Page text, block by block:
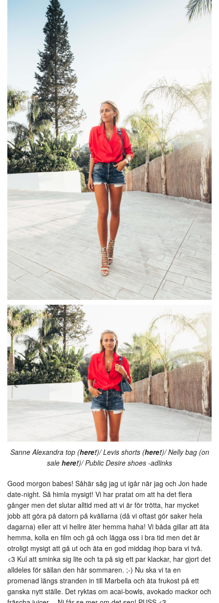
Sanne Alexandra top (here!)/ Levis shorts (here!)/ Nelly bag (on
sale here!)/ Public Desire shoes -adlinks
Good morgon babes! Såhär såg jag ut igår när jag och Jon hade
date-night. Så himla mysigt! Vi har pratat om att ha det flera
gånger men det slutar alltid med att vi är för trötta, har mycket
jobb att göra på datorn på kvällarna (då vi oftast gör saker hela
dagarna) eller att vi hellre äter hemma haha! Vi båda gillar att äta
hemma, kolla en film och gå och lägga oss i bra tid men det är
otroligt mysigt att gå ut och äta en god middag ihop bara vi två.
<3 Kul att sminka sig lite och ta på sig ett par klackar, har gjort det
alldeles för sällan den här sommaren. ;-) Nu ska vi ta en
promenad längs stranden in till Marbella och äta frukost på ett
ganska nytt ställe. Det ryktas om acai-bowls, avokado mackor och